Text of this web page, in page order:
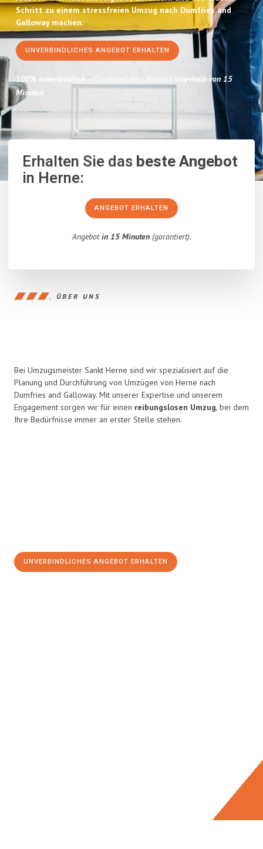
Schritt zu einem stressfreien Umzug nach Dumfries and
Galloway machen:
UNVERBINDLICHES ANGEBOT ERHALTEN
100% unverbindlich – Garantiert eine Antwort
innerhalb von 15
Minuten.
Erhalten Sie dasbeste Angebot
in Herne:
ANGEBOT ERHALTEN
Angebotin 15 Minuten(garantiert).
ÜBER UNS
Bei Umzugsmeister Sankt Herne sind wir spezialisiert auf die
Planung und Durchführung von Umzügen von Herne nach
Dumfries and Galloway. Mit unserer Expertise und unserem
Engagement sorgen wir für einen reibungslosen Umzug, bei dem
Ihre Bedürfnisse immer an erster Stelle stehen.
UNVERBINDLICHES ANGEBOT ERHALTEN